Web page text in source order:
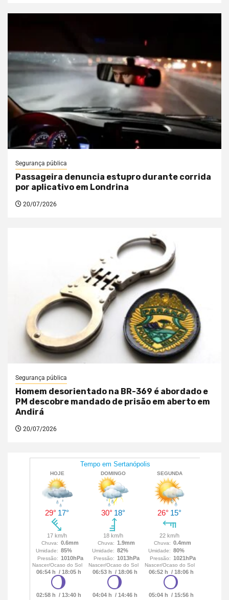
Segurança pública
Passageira denuncia estupro durante corrida
por aplicativo em Londrina
20/07/2026
Segurança pública
Homem desorientado na BR-369 é abordado e
PM descobre mandado de prisão em aberto em
Andirá
20/07/2026